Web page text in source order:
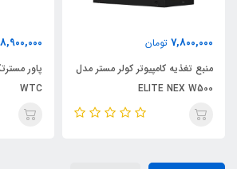
مستر مدل
8,900,000
پاور مسترتک مدل NOVA 700
WTC